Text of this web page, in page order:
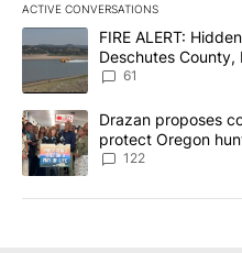
ACTIVE CONVERSATIONS
The following is a list of the
A trending article titled
FIRE ALERT:
Deschutes County,
Implemented
61
A trending article titled
Drazan proposes
protect Oregon
122